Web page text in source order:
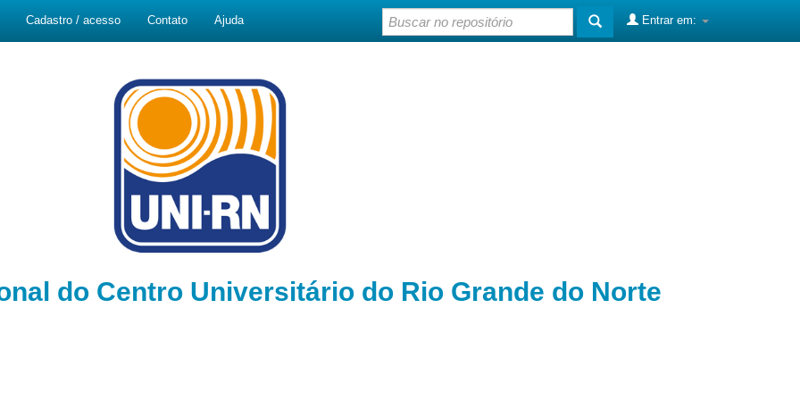
Cadastro / acesso Contato Ajuda Entrar em:
do Centro Universitário do Rio Grande do Norte